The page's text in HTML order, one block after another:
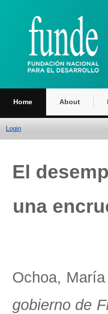
Home About
Login
El
una
Ochoa,
gobierno de